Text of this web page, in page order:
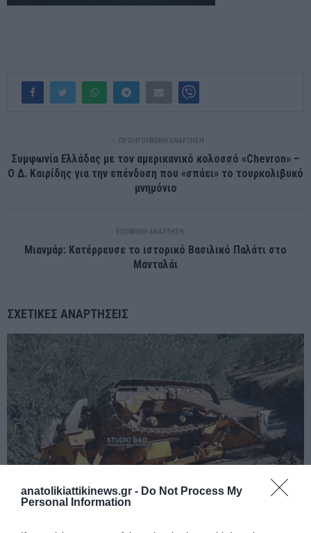
anatolikiattikinews.gr - Do Not Process My
Personal Information
ΠΡΟΗΓΟΎΜΕΝΗ ΑΝΆΡΤΗΣΗ
Συμφωνία Ελλάδας με τον αμερικανικό κολοσσό «Chevron» –
Ο Δ. Καιρίδης για την επένδυση που «σπάει» το τουρκολιβυκό
μνημόνιο
ΕΠΌΜΕΝΗ ΑΝΆΡΤΗΣΗ
Μιανμάρ: Κατέρρευσε το ιστορικό Βασιλικό Παλάτι στο
Μανταλάι
ΣΧΕΤΙΚΈΣ ΑΝΑΡΤΉΣΕΙΣ